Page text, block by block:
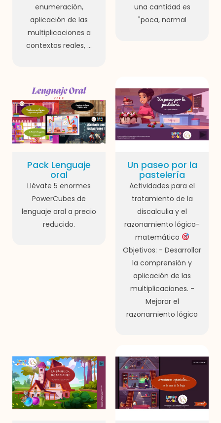
enumeración,
aplicación de las
multiplicaciones a
contextos reales, ...
una cantidad es
"poca, normal
Pack Lenguaje
oral
Llévate 5 enormes
PowerCubes de
lenguaje oral a precio
reducido.
Un paseo por la
pastelería
Actividades para el
tratamiento de la
discalculia y el
razonamiento lógico-
matemático
Objetivos: - Desarrollar
la comprensión y
aplicación de las
multiplicaciones. -
Mejorar el
razonamiento lógico